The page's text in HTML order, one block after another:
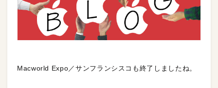
Macworld Expo／サンフランシスコも終了しましたね。